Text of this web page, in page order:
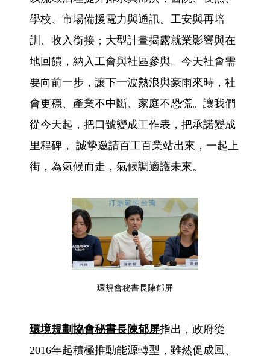
學校、市場備援電力與通訊。工安與再培
訓、收入銜接；大型計畫揭露就業影響與在
地回饋，納入工會與社區參與。今天社會需
要向前一步，讓下一波熱浪與豪雨來時，社
會更穩、產業不中斷、家庭不恐慌。讓我們
從今天起，把口號變成工作表，把承諾變成
里程碑， 誠摯邀請百工百業站出來，一起上
街，為氣候而走，氣候調適護未來。
環規會秘書長陳郁屏
環境規劃協會秘書長陳郁屏指出，政府從
2016年起積極推動能源轉型，雖然促成風、